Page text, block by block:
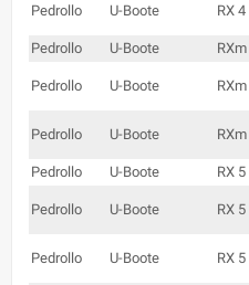
Pedrollo U-Boote RX 4
Pedrollo U-Boote
Pedrollo U-Boote
Pedrollo U-Boote
Pedrollo U-Boote RX 5
Pedrollo U-Boote RX 5
Pedrollo U-Boote RX 5